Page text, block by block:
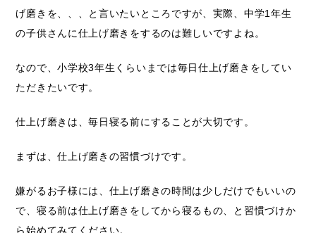
げ磨きを、、、と言いたいところですが、実際、中学1年生
の子供さんに仕上げ磨きをするのは難しいですよね。
なので、小学校3年生くらいまでは毎日仕上げ磨きをしてい
ただきたいです。
仕上げ磨きは、毎日寝る前にすることが大切です。
まずは、仕上げ磨きの習慣づけです。
嫌がるお子様には、仕上げ磨きの時間は少しだけでもいいの
で、寝る前は仕上げ磨きをしてから寝るもの、と習慣づけか
ら始めてみてください。